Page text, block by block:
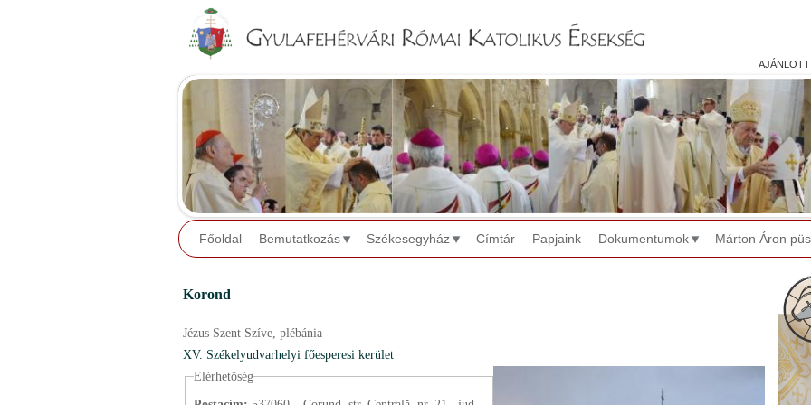
ajánlott
Főoldal Bemutatkozás Székesegyház Címtár Papjaink Dokumentumok Márton Áron
Korond
Jézus Szent Szíve, plébánia
XV. Székelyudvarhelyi főesperesi kerület
Elérhetőség